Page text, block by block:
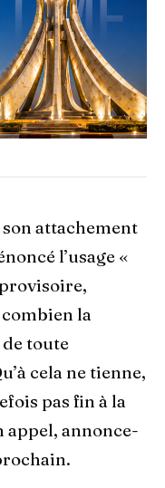
attachement
l’usage «
combien la
toute
cela ne tienne,
pas fin à la
appel, annonce-